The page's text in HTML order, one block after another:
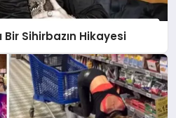
Bir Sihirbazın Hikayesi